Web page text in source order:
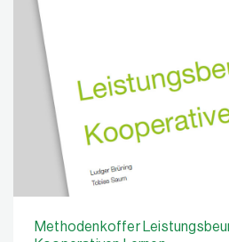
Methodenkoffer